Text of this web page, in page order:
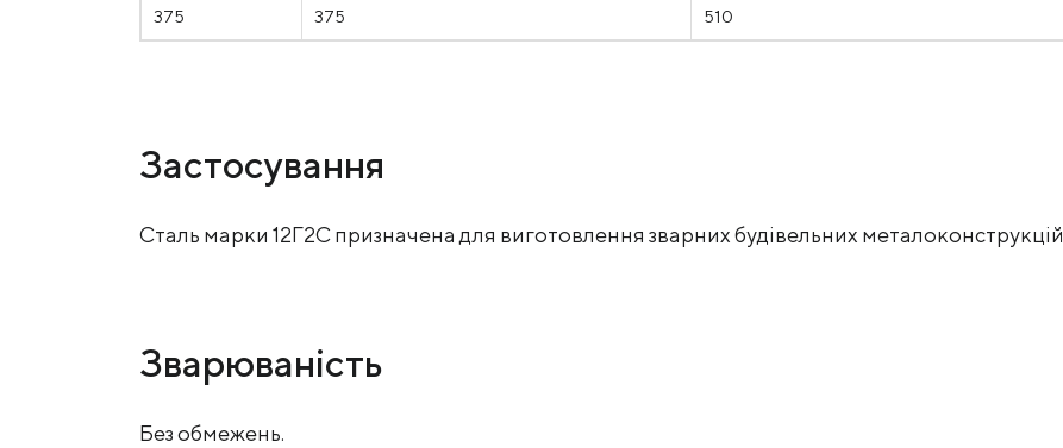
375 375 510
Застосування
Сталь марки 12Г2С призначена для виготовлення зварних будівельних
Зварюваність
Без обмежень.